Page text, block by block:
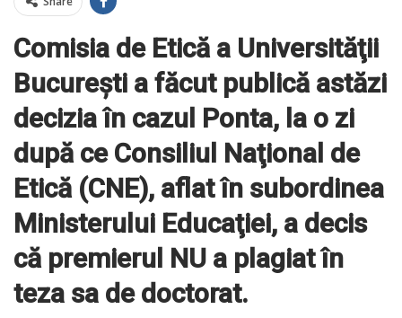
Comisia de Etică a Universităţii
Bucureşti a făcut publică astăzi
decizia în cazul Ponta, la o zi
după ce Consiliul Naţional de
Etică (CNE), aflat în subordinea
Ministerului Educaţiei, a decis
că premierul NU a plagiat în
teza sa de doctorat.